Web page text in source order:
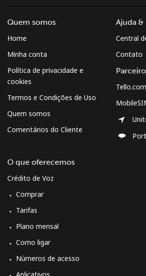
Quem somos
Home
Minha conta
Política de privacidade e
cookies
Termos e Condições de Uso
Quem somos
Comentários do Cliente
O que oferecemos
Crédito de Voz
Comprar
Tarifas
Plano mensal
Como ligar
Números de acesso
Aplicativos
Ajuda
Central
Contato
Tello.com